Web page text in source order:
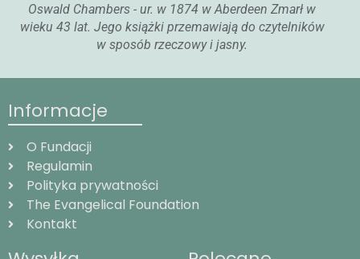
Oswald Chambers - ur. w 1874 w Aberdeen Zmarł w
wieku 43 lat. Jego książki przemawiają do czytelników
w sposób rzeczowy i jasny.
Informacje
O Fundacji
Regulamin
Polityka prywatności
The Evangelical Foundation
Kontakt